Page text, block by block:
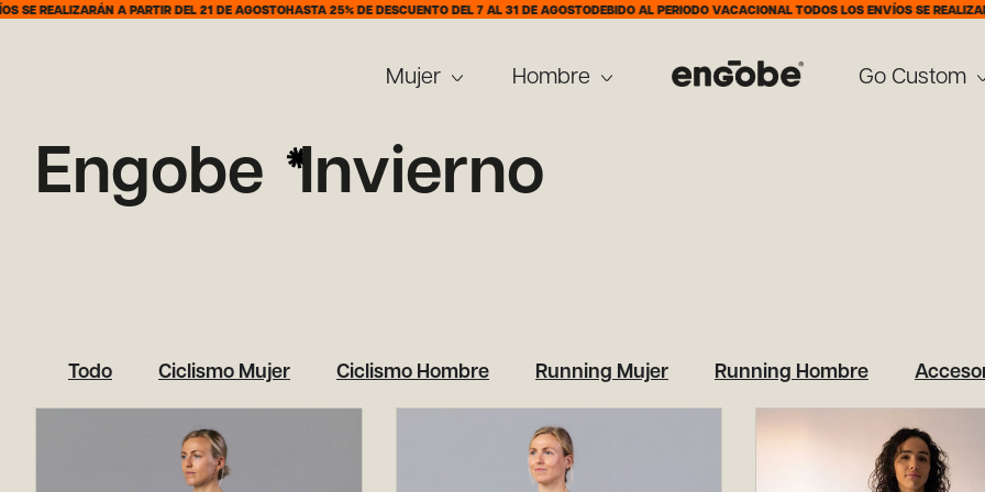
REALIZARÁN A PARTIR DEL 21 DE AGOSTOHASTA 25% DE DESCUENTO DEL 7 AL 31 DE AGOSTODEBIDO AL PERIODO VACACIONAL TODOS LOS ENVÍOS SE
Mujer Hombre Go Custom
Engobe Invierno
Todo Ciclismo Mujer Ciclismo Hombre Running Mujer Running Hombre